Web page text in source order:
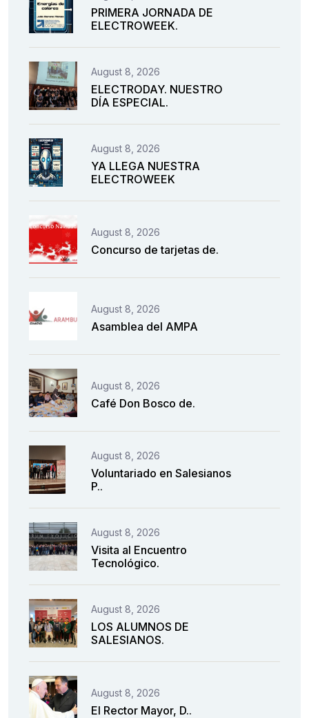
PRIMERA JORNADA DE
ELECTROWEEK.
August 8, 2026
ELECTRODAY. NUESTRO
DÍA ESPECIAL.
August 8, 2026
YA LLEGA NUESTRA
ELECTROWEEK
August 8, 2026
Concurso de tarjetas de.
August 8, 2026
Asamblea del AMPA
August 8, 2026
Café Don Bosco de.
August 8, 2026
Voluntariado en Salesianos
P..
August 8, 2026
Visita al Encuentro
Tecnológico.
August 8, 2026
LOS ALUMNOS DE
SALESIANOS.
August 8, 2026
El Rector Mayor, D..